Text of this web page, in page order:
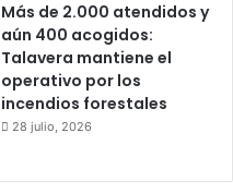
Más de 2.000 atendidos y
aún 400 acogidos:
Talavera mantiene el
operativo por los
incendios forestales
28 julio, 2026